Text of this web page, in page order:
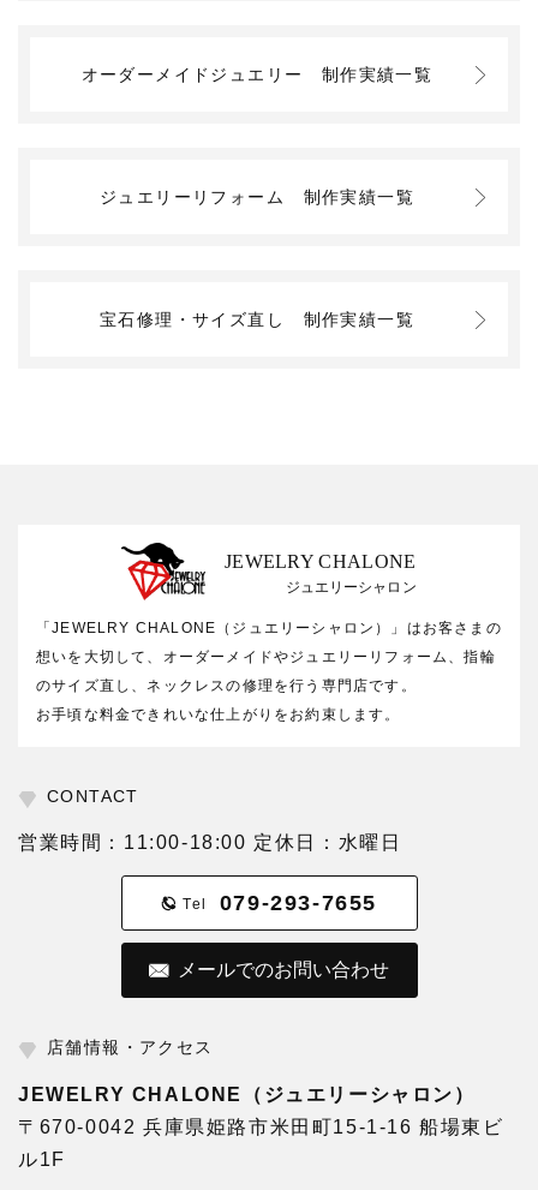
オーダーメイドジュエリー 制作実績一覧
ジュエリーリフォーム 制作実績一覧
宝石修理・サイズ直し 制作実績一覧
JEWELRY CHALONE
ジュエリーシャロン
「JEWELRY CHALONE（ジュエリーシャロン）」はお客さまの
想いを大切して、オーダーメイドやジュエリーリフォーム、指輪
のサイズ直し、ネックレスの修理を行う専門店です。
お手頃な料金できれいな仕上がりをお約束します。
CONTACT
営業時間：11:00-18:00 定休日：水曜日
Tel 079-293-7655
メールでのお問い合わせ
店舗情報・アクセス
JEWELRY CHALONE（ジュエリーシャロン）
〒670-0042 兵庫県姫路市米田町15-1-16 船場東ビ
ル1F